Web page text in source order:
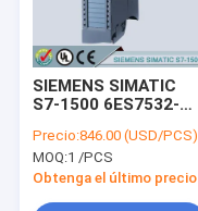
SIEMENS SIMATIC
S7-1500 6ES7532-
6ES75325HF000AB0
Precio:846.00 (USD/PCS)
MOQ:1 /PCS
Obtenga el último precio